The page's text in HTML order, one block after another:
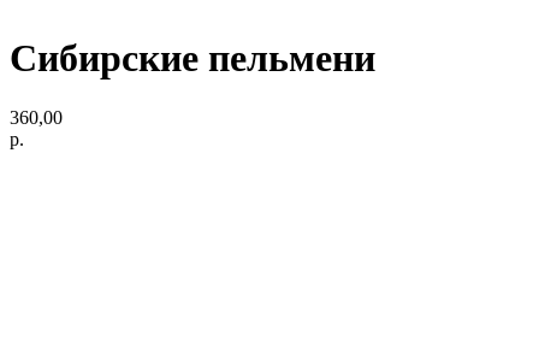
Сибирские пельмени
360,00
р.